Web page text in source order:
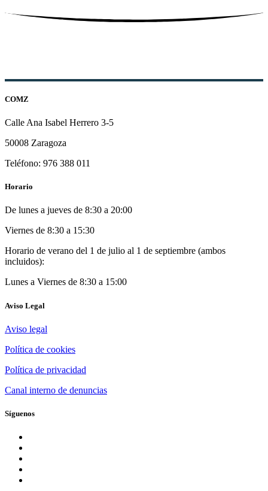
COMZ
Calle Ana Isabel Herrero 3-5
50008 Zaragoza
Teléfono: 976 388 011
Horario
De lunes a jueves de 8:30 a 20:00
Viernes de 8:30 a 15:30
Horario de verano del 1 de julio al 1 de septiembre (ambos
incluidos):
Lunes a Viernes de 8:30 a 15:00
Aviso Legal
Aviso legal
Política de cookies
Política de privacidad
Canal interno de denuncias
Síguenos